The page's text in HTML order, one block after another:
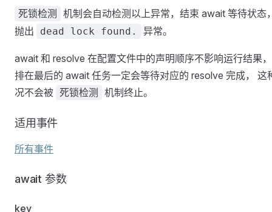
死锁检测
机制会自动检测以上异常，结束 await 等待状态
抛出
dead lock found. 异常。
await 和 resolve 在配置文件中的声明顺序不影响运行结果
排在最后的 await 任务一定会等待对应的 resolve 完成， 这
况不会被 死锁检测 机制终止。
适用事件
所有事件
await 参数
key